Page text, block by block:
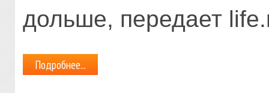
дольше, передает
Подробнее...